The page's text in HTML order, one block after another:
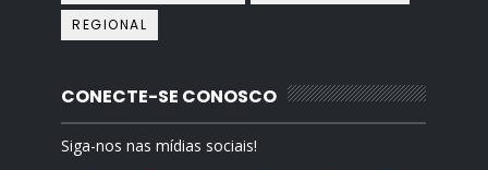
REGIONAL
CONECTE-SE CONOSCO
Siga-nos nas mídias sociais!